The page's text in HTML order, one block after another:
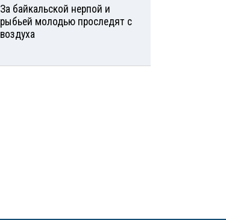
За байкальской нерпой и
рыбьей молодью проследят с
воздуха